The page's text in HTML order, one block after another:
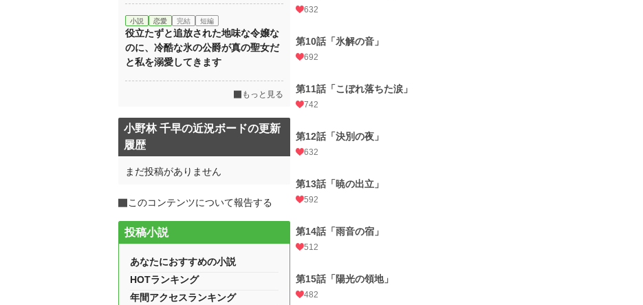
632
第10話「氷解の音」
692
第11話「こぼれ落ちた涙」
742
第12話「決別の夜」
632
第13話「暁の出立」
592
第14話「雨音の宿」
512
第15話「陽光の領地」
482
小説 恋愛 完結 短編
役立たずと追放された地味な令嬢な
のに、冷酷な氷の公爵が真の聖女だ
と私を溺愛してきます
もっと見る
小野林 千早の近況ボードの更新
履歴
まだ投稿がありません
このコンテンツについて報告する
投稿小説
あなたにおすすめの小説
HOTランキング
年間アクセスランキング